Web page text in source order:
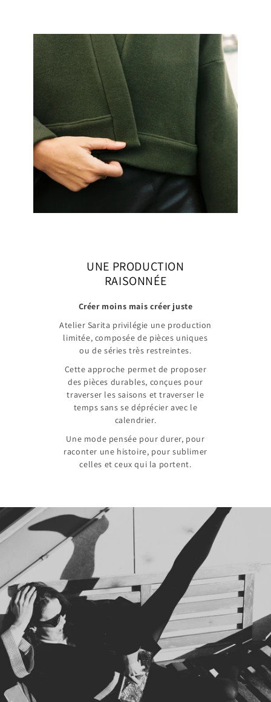
UNE PRODUCTION
RAISONNÉE
Créer moins mais créer juste
Atelier Sarita privilégie une production
limitée, composée de pièces uniques
ou de séries très restreintes.
Cette approche permet de proposer
des pièces durables, conçues pour
traverser les saisons et traverser le
temps sans se déprécier avec le
calendrier.
Une mode pensée pour durer, pour
raconter une histoire, pour sublimer
celles et ceux qui la portent.